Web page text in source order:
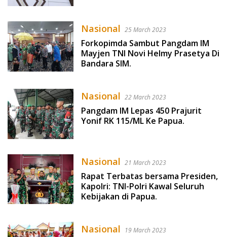
Nasional 25 March 2023
Forkopimda Sambut Pangdam IM
Mayjen TNI Novi Helmy Prasetya Di
Bandara SIM.
Nasional 22 March 2023
Pangdam IM Lepas 450 Prajurit
Yonif RK 115/ML Ke Papua.
Nasional 21 March 2023
Rapat Terbatas bersama Presiden,
Kapolri: TNI-Polri Kawal Seluruh
Kebijakan di Papua.
Nasional 19 March 2023